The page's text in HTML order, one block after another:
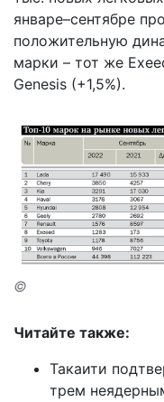
январе–сентябре
положительную
марки – тот же
Genesis (+1,5%).
©
Читайте также:
Такаити
трем